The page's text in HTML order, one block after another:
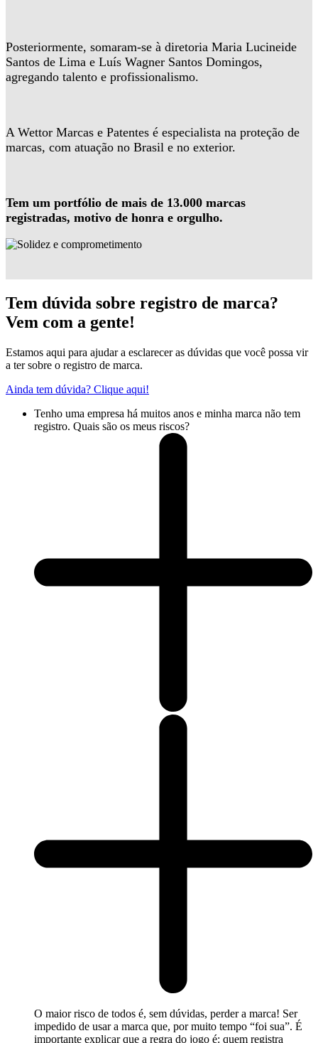
Posteriormente, somaram-se à diretoria Maria Lucineide
Santos de Lima e Luís Wagner Santos Domingos,
agregando talento e profissionalismo.
A Wettor Marcas e Patentes é especialista na proteção de
marcas, com atuação no Brasil e no exterior.
Tem um portfólio de mais de 13.000 marcas
registradas, motivo de honra e orgulho.
Tem dúvida sobre registro de marca?
Vem com a gente!
Estamos aqui para ajudar a esclarecer as dúvidas que você possa vir
a ter sobre o registro de marca.
Ainda tem dúvida? Clique aqui!
Tenho uma empresa há muitos anos e minha marca não tem
registro. Quais são os meus riscos?
O maior risco de todos é, sem dúvidas, perder a marca! Ser
impedido de usar a marca que, por muito tempo “foi sua”. É
importante explicar que a regra do jogo é: quem registra